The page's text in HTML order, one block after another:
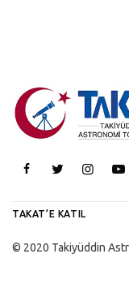
TAKAT’E KATIL
© 2020 Takiyüddin